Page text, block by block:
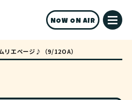
NOW ON AIR
リエページ♪（9/12OA）